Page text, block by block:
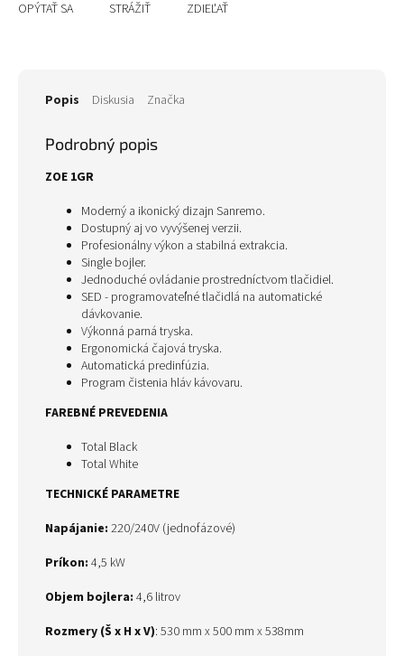
OPÝTAŤ SA STRÁŽIŤ ZDIEĽAŤ
Popis Diskusia Značka
Podrobný popis
ZOE 1GR
Moderný a ikonický dizajn Sanremo.
Dostupný aj vo vyvýšenej verzii.
Profesionálny výkon a stabilná extrakcia.
Single bojler.
Jednoduché ovládanie prostredníctvom tlačidiel.
SED - programovateľné tlačidlá na automatické
dávkovanie.
Výkonná parná tryska.
Ergonomická čajová tryska.
Automatická predinfúzia.
Program čistenia hláv kávovaru.
FAREBNÉ PREVEDENIA
Total Black
Total White
TECHNICKÉ PARAMETRE
Napájanie: 220/240V (jednofázové)
Príkon: 4,5 kW
Objem bojlera: 4,6 litrov
Rozmery (Š x H x V): 530 mm x 500 mm x 538mm